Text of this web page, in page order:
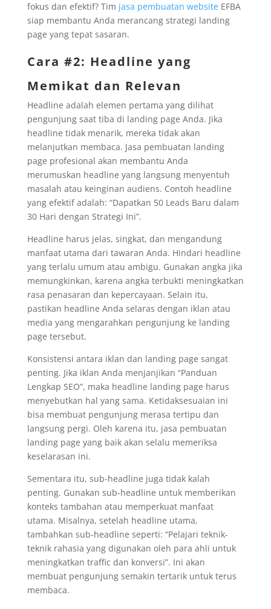
fokus dan efektif? Tim jasa pembuatan websiteEFBA
siap membantu Anda merancang strategi landing
page yang tepat sasaran.
Cara #2: Headline yang
Memikat dan Relevan
Headline adalah elemen pertama yang dilihat
pengunjung saat tiba di landing page Anda. Jika
headline tidak menarik, mereka tidak akan
melanjutkan membaca. Jasa pembuatan landing
page profesional akan membantu Anda
merumuskan headline yang langsung menyentuh
masalah atau keinginan audiens. Contoh headline
yang efektif adalah: “Dapatkan 50 Leads Baru dalam
30 Hari dengan Strategi Ini”.
Headline harus jelas, singkat, dan mengandung
manfaat utama dari tawaran Anda. Hindari headline
yang terlalu umum atau ambigu. Gunakan angka jika
memungkinkan, karena angka terbukti meningkatkan
rasa penasaran dan kepercayaan. Selain itu,
pastikan headline Anda selaras dengan iklan atau
media yang mengarahkan pengunjung ke landing
page tersebut.
Konsistensi antara iklan dan landing page sangat
penting. Jika iklan Anda menjanjikan “Panduan
Lengkap SEO”, maka headline landing page harus
menyebutkan hal yang sama. Ketidaksesuaian ini
bisa membuat pengunjung merasa tertipu dan
langsung pergi. Oleh karena itu, jasa pembuatan
landing page yang baik akan selalu memeriksa
keselarasan ini.
Sementara itu, sub-headline juga tidak kalah
penting. Gunakan sub-headline untuk memberikan
konteks tambahan atau memperkuat manfaat
utama. Misalnya, setelah headline utama,
tambahkan sub-headline seperti: “Pelajari teknik-
teknik rahasia yang digunakan oleh para ahli untuk
meningkatkan traffic dan konversi”. Ini akan
membuat pengunjung semakin tertarik untuk terus
membaca.